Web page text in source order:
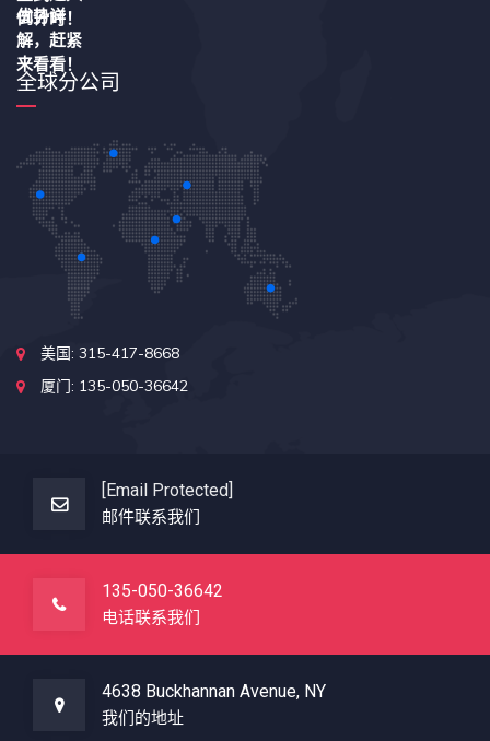
全球分公司
美国: 315-417-8668
厦门: 135-050-36642
[email Protected]
邮件联系我们
135-050-36642
电话联系我们
4638 Buckhannan Avenue, NY
我们的地址